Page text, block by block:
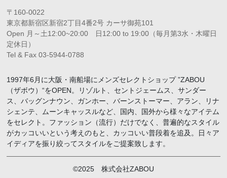
〒160-0022
東京都新宿区新宿2丁目4番2号 カーサ御苑101
Open 月～土12:00~20:00 日12:00 to 19:00（毎月第3水・木曜日
定休日）
Tel & Fax 03-5944-0788
1997年6月に大阪・南船場にメンズセレクトショップ ”ZABOU
（ザボウ）“をOPEN。リゾルト、セントジェームス、サンダー
ス、バッグンナウン、ガンホー、バーンストーマー、アラン、リナ
シェンテ、ムーンキャッスルなど、国内、国外から様々なアイテム
をセレクト。ファッション（流行）だけでなく、普遍的なスタイル
がカッコいいという考えのもと、カッコいい普段着を追及。日々ア
イディアを振り絞ってスタイルをご提案致します。
©2025 株式会社ZABOU